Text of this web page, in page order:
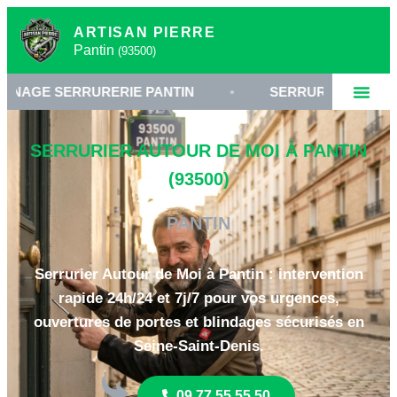
ARTISAN PIERRE
Pantin (93500)
PANTIN • SERRURIER 93500 •
SERRURIER AUTOUR DE MOI À PANTIN
(93500)
PANTIN
Serrurier Autour de Moi à Pantin : intervention
rapide 24h/24 et 7j/7 pour vos urgences,
ouvertures de portes et blindages sécurisés en
Seine-Saint-Denis.